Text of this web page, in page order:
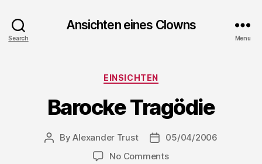
Search
Ansichten eines Clowns
Menu
Categories
EINSICHTEN
Barocke Tragödie
PostByAlexander Trust
Post05/04/2006
No Commentson